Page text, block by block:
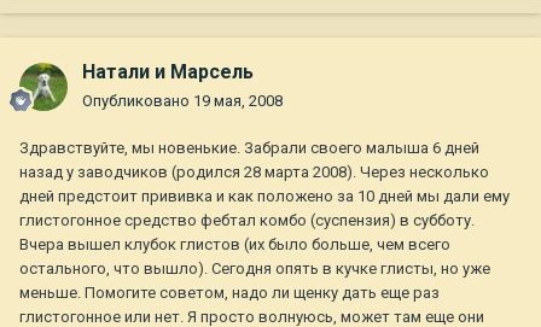
Натали и Марсель
Опубликовано 19 мая, 2008
Здравствуйте, мы новенькие. Забрали своего малыша 6 дней
назад у заводчиков (родился 28 марта 2008). Через несколько
дней предстоит прививка и как положено за 10 дней мы дали ему
глистогонное средство фебтал комбо (суспензия) в субботу.
Вчера вышел клубок глистов (их было больше, чем всего
остального, что вышло). Сегодня опять в кучке глисты, но уже
меньше. Помогите советом, надо ли щенку дать еще раз
глистогонное или нет. Я просто волнуюсь, может там еще они